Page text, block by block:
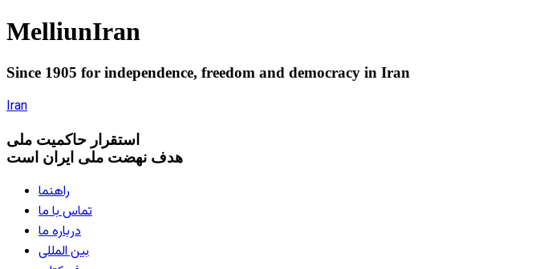
MelliunIran
Since 1905 for independence, freedom and democracy in Iran
Iran
استقرار حاکميت ملی
هدف نهضت ملی ایران است
راهنما
تماس با ما
درباره ما
بین المللی